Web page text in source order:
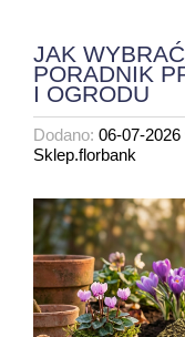
JAK
PORADNIK
I OGRODU
Dodano: 06-07-2026
Sklep.florbank